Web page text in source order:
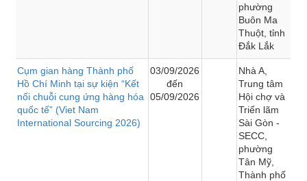
phường
Buôn Ma
Thuột, tỉnh
Đắk Lắk
Cụm gian hàng Thành phố
Hồ Chí Minh tại sự kiện “Kết
nối chuỗi cung ứng hàng hóa
quốc tế” (Viet Nam
International Sourcing 2026)
03/09/2026
đến
05/09/2026
Nhà A,
Trung tâm
Hội chợ và
Triển lãm
Sài Gòn -
SECC,
phường
Tân Mỹ,
Thành phố